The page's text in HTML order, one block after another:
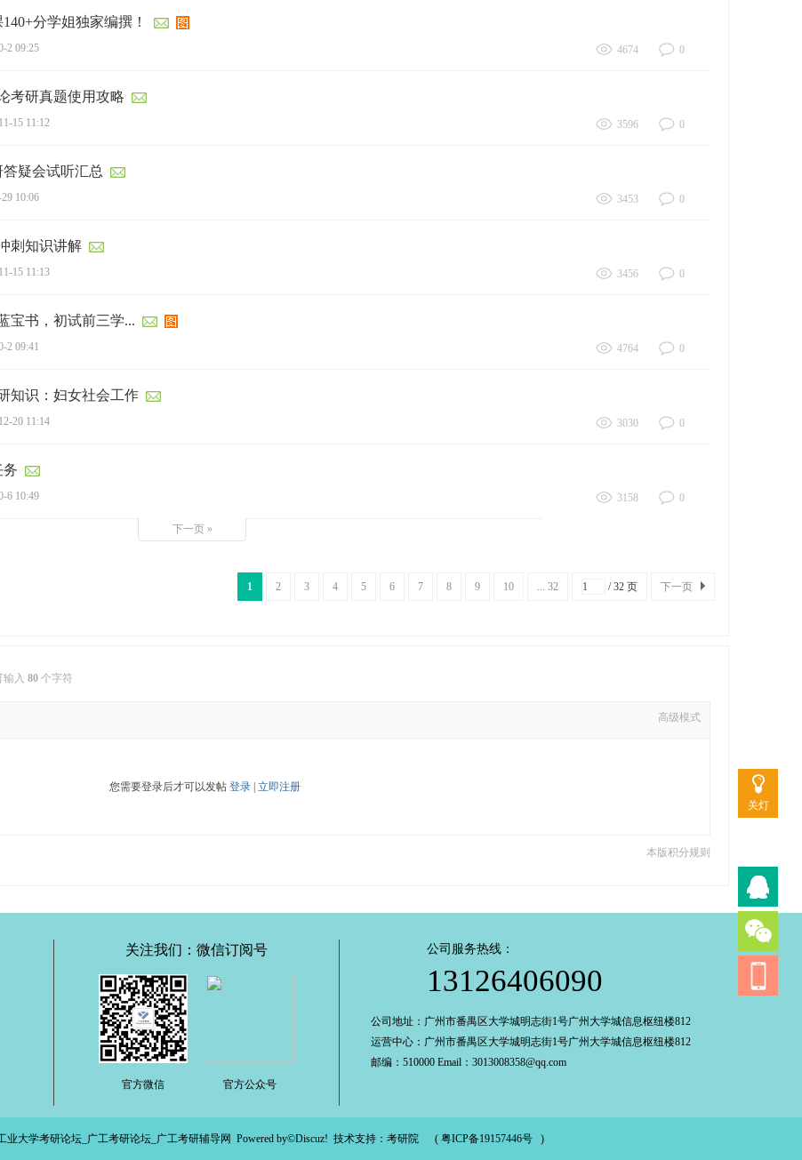
关灯
分学姐独家编撰！
2 09:25 4674 0
考研真题使用攻略
15 11:12 3596 0
答疑会试听汇总
10:06 3453 0
刺知识讲解
15 11:13 3456 0
宝书，初试前三学...
2 09:41 4764 0
知识：妇女社会工作
20 11:14 3030 0
务
6 10:49 3158 0
下一页 »
1 2 3 4 5 6 7 8 9 10 ... 32 / 32 页 下一页
输入 80 个字符
高级模式
您需要登录后才可以发帖 登录| 立即注册
本版积分规则
关注我们：微信订阅号
官方微信 官方公众号
公司服务热线：
13126406090
公司地址：广州市番禺区大学城明志街1号广州大学城信息枢纽楼812
运营中心：广州市番禺区大学城明志街1号广州大学城信息枢纽楼812
邮编：510000 Email：3013008358@qq.com
业大学考研论坛_广工考研论坛_广工考研辅导网 Powered by©Discuz! 技术支持： 考研院 ( 粤ICP备19157446号 )